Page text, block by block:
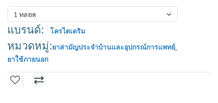
1 หลอด
แบรนด์: โครไตเดริม
หมวดหมู่:ยาสามัญประจำบ้านและอุปกรณ์การแพทย์
ยาใช้ภายนอก